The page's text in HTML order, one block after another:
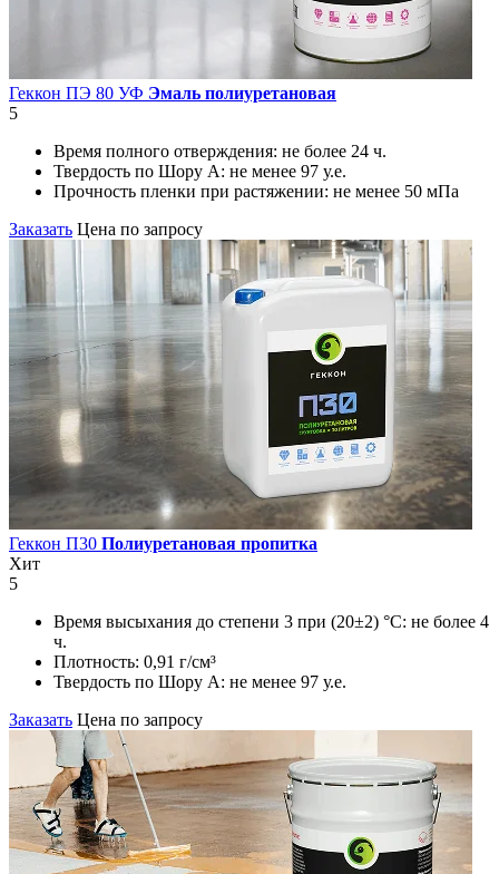
Геккон ПЭ 80 УФ Эмаль полиуретановая
5
Время полного отверждения: не более 24 ч.
Твердость по Шору А: не менее 97 у.е.
Прочность пленки при растяжении: не менее 50 мПа
Заказать Цена по запросу
Геккон П30 Полиуретановая пропитка
Хит
5
Время высыхания до степени 3 при (20±2) °С: не более 4
ч.
Плотность: 0,91 г/см³
Твердость по Шору А: не менее 97 у.е.
Заказать Цена по запросу